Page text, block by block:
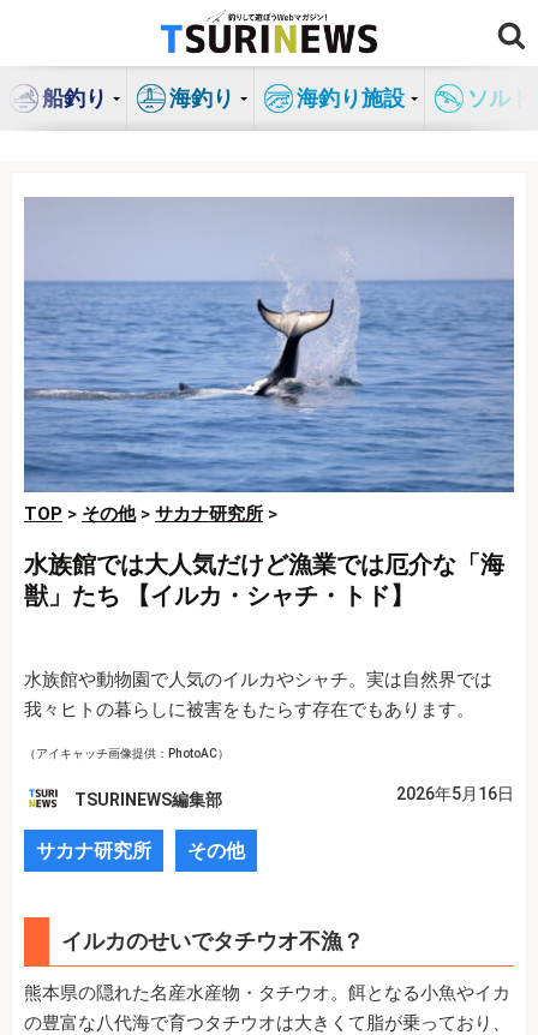
ン
船釣り 海釣り 海釣り施設 ソル
TOP > その他> サカナ研究所 >
水族館では大人気だけど漁業では厄介な「海
獣」たち 【イルカ・シャチ・トド】
水族館や動物園で人気のイルカやシャチ。実は自然界では
我々ヒトの暮らしに被害をもたらす存在でもあります。
（アイキャッチ画像提供：PhotoAC）
TSURINEWS編集部 2026年5月16日
サカナ研究所 その他
イルカのせいでタチウオ不漁？
熊本県の隠れた名産水産物・タチウオ。餌となる小魚やイカ
の豊富な八代海で育つタチウオは大きくて脂が乗っており、